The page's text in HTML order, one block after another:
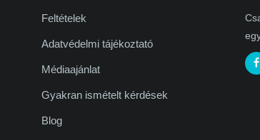
Feltételek
Adatvédelmi tájékoztató
Médiaajánlat
Gyakran ismételt kérdések
Blog